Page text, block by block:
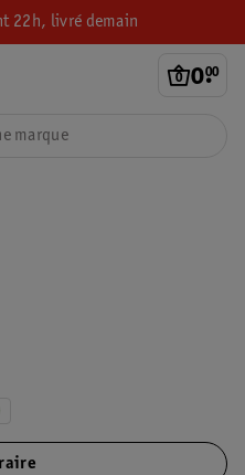
22h, livré demain
0.
00